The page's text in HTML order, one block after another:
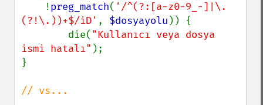
    !
preg_match( '/^(?:[a-z0-9_-]|\.
(?!\.))+$/iD' , $dosyayolu )) {
        die(
"Kullanıcı veya dosya
ismi hatalı" );
}
// vs...